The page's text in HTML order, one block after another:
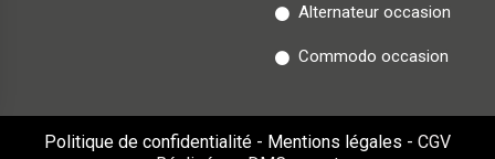
Alternateur occasion
Commodo occasion
Politique de confidentialité - Mentions légales - CGV